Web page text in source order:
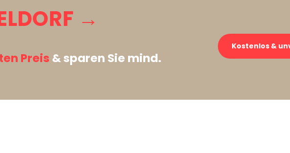
→
Preis & sparen Sie mind.
Kostenlos &